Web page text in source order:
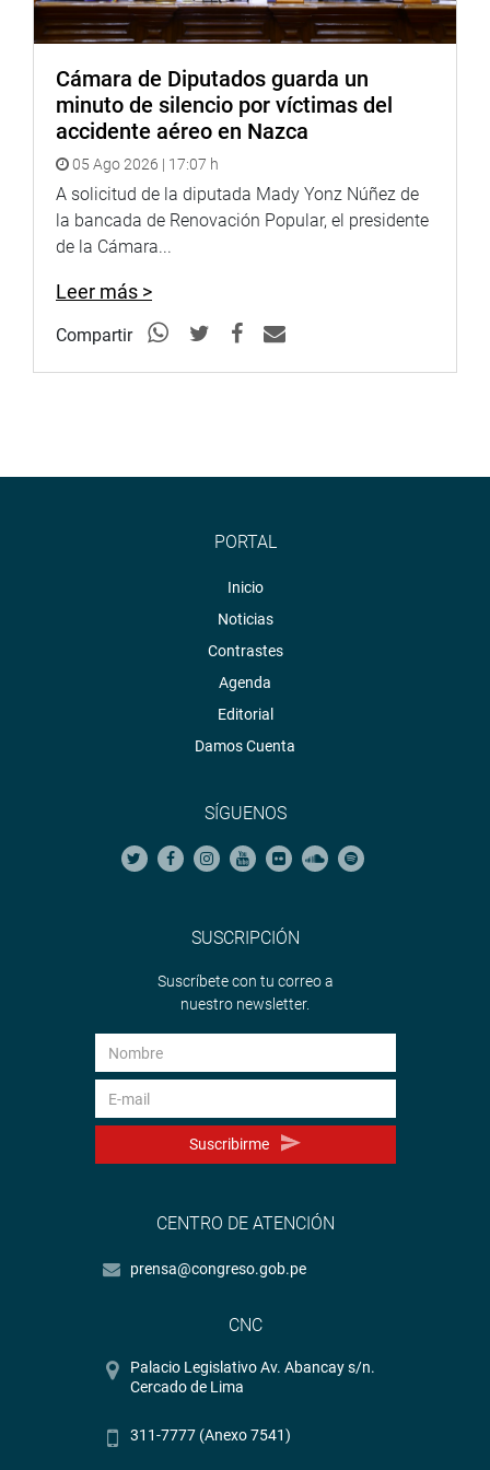
Facebook:https://www.facebook.com/congresoperu
Youtube:http://www.youtube.com/congresoperu
Soundcloud:https://soundcloud.com/radiocongreso
Cámara de Diputados guarda un
minuto de silencio por víctimas del
accidente aéreo en Nazca
05 Ago 2026 | 17:07 h
A solicitud de la diputada Mady Yonz Núñez de
la bancada de Renovación Popular, el presidente
de la Cámara...
Leer más >
Compartir
PORTAL
Inicio
Noticias
Contrastes
Agenda
Editorial
Damos Cuenta
SÍGUENOS
SUSCRIPCIÓN
Suscríbete con tu correo a
nuestro newsletter.
Suscribirme
CENTRO DE ATENCIÓN
prensa@congreso.gob.pe
CNC
Palacio Legislativo Av. Abancay s/n.
Cercado de Lima
311-7777 (Anexo 7541)